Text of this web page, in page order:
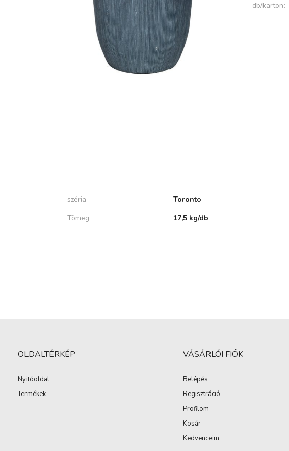
db/karton
széria Toronto
Tömeg
17,5 kg/db
OLDALTÉRKÉP
Nyitóoldal
Termékek
VÁSÁRLÓI FIÓK
Belépés
Regisztráció
Profilom
Kosár
Kedvenceim